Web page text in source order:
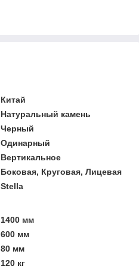
Китай
Натуральный камень
Черный
Одинарный
Вертикальное
Боковая, Круговая, Лицевая
Stella
1400 мм
600 мм
80 мм
120 кг